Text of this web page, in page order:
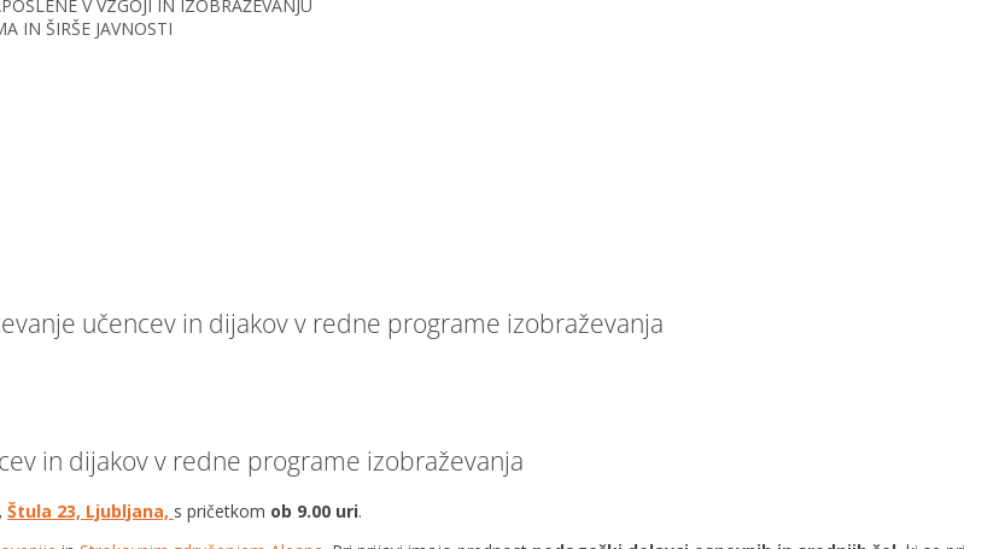
V VZGOJI IN IZOBRAŽEVANJU
IN ŠIRŠE JAVNOSTI
učencev in dijakov v redne programe izobraževanja
in dijakov v redne programe izobraževanja
, Štula 23, Ljubljana, s pričetkom ob 9.00 uri.